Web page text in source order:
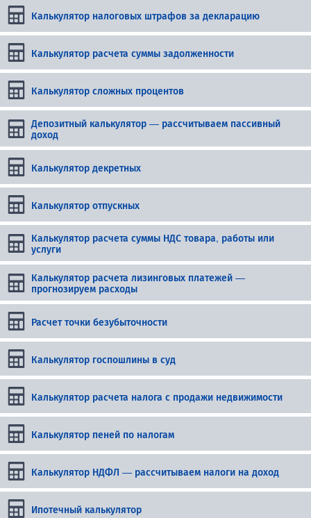
Калькулятор налоговых штрафов за декларацию
Калькулятор расчета суммы задолженности
Калькулятор сложных процентов
Депозитный калькулятор — рассчитываем пассивный
доход
Калькулятор декретных
Калькулятор отпускных
Калькулятор расчета суммы НДС товара, работы или
услуги
Калькулятор расчета лизинговых платежей —
прогнозируем расходы
Расчет точки безубыточности
Калькулятор госпошлины в суд
Калькулятор расчета налога с продажи недвижимости
Калькулятор пеней по налогам
Калькулятор НДФЛ — рассчитываем налоги на доход
Ипотечный калькулятор